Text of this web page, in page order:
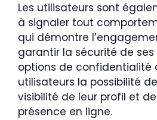
Les utilisateurs sont
à signaler tout
qui démontre
garantir la sécurité de ses
options de confidentialité
utilisateurs la possibilité
visibilité de leur profil et
présence en ligne.